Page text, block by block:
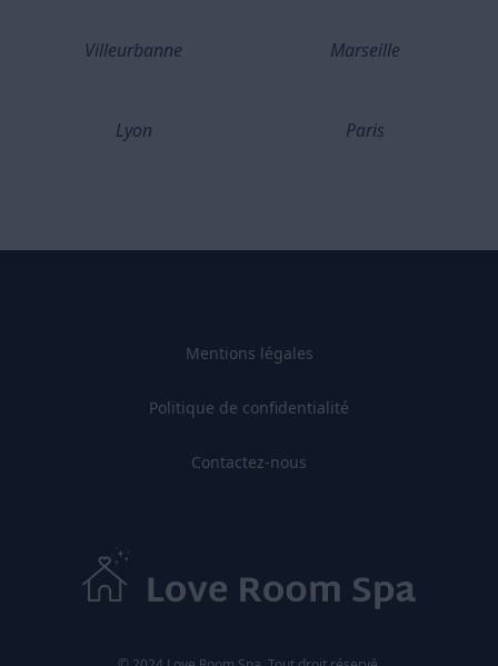
Villeurbanne Marseille
Lyon Paris
Mentions légales
Politique de confidentialité
Contactez-nous